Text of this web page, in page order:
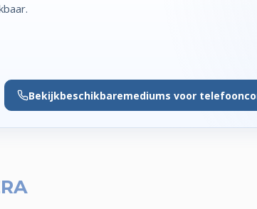
Bekijkbeschikbaremediums voor